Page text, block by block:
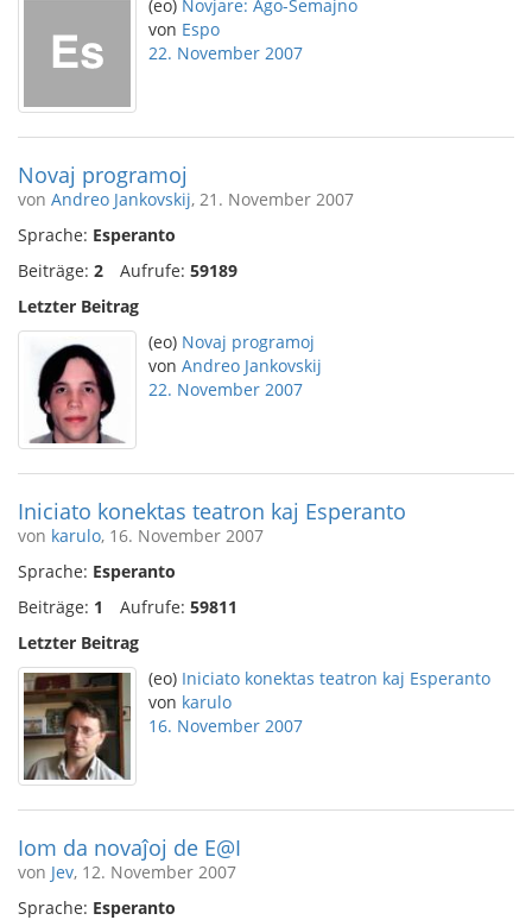
(eo) Novjare: Ago-Semajno
von Espo
22. November 2007
Novaj programoj
von Andreo Jankovskij, 21. November 2007
Sprache: Esperanto
Beiträge: 2 Aufrufe: 59189
Letzter Beitrag
(eo) Novaj programoj
von Andreo Jankovskij
22. November 2007
Iniciato konektas teatron kaj Esperanto
von karulo, 16. November 2007
Sprache: Esperanto
Beiträge: 1 Aufrufe: 59811
Letzter Beitrag
(eo) Iniciato konektas teatron kaj Esperanto
von karulo
16. November 2007
Iom da novaĵoj de E@I
von Jev, 12. November 2007
Sprache: Esperanto